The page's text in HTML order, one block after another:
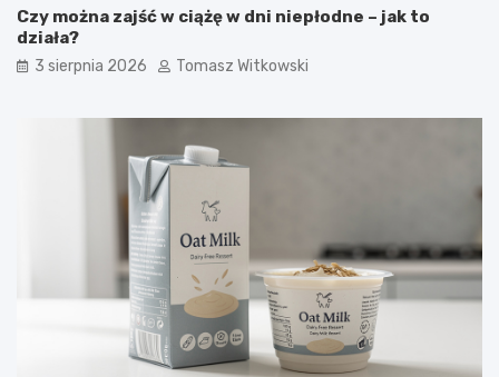
Czy można zajść w ciążę w dni niepłodne – jak to
działa?
3 sierpnia 2026 Tomasz Witkowski